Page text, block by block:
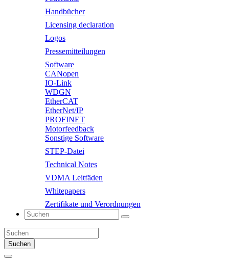
Handbücher
Licensing declaration
Logos
Pressemitteilungen
Software
CANopen
IO-Link
WDGN
EtherCAT
EtherNet/IP
PROFINET
Motorfeedback
Sonstige Software
STEP-Datei
Technical Notes
VDMA Leitfäden
Whitepapers
Zertifikate und Verordnungen
Suchen